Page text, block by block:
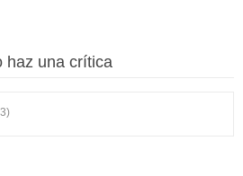
haz una crítica